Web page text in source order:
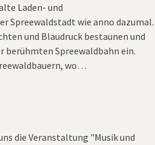
Laden- und
Spreewaldstadt wie anno dazumal.
und Blaudruck bestaunen und
berühmten Spreewaldbahn ein.
wo…
die Veranstaltung "Musik und